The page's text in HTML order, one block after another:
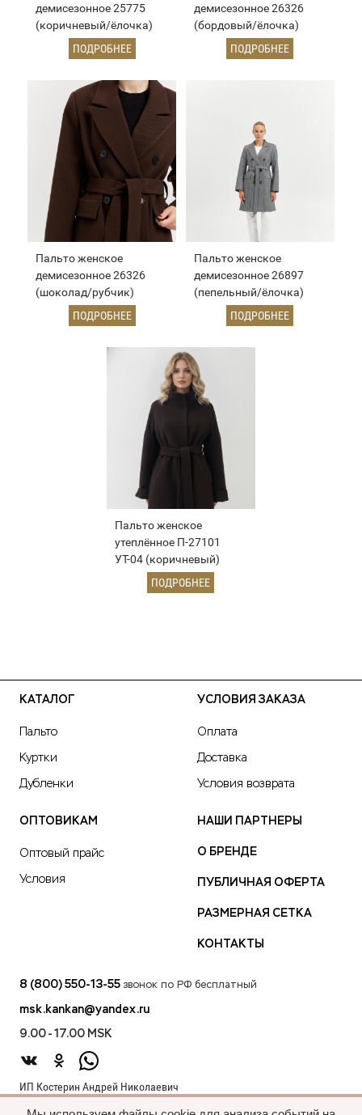
демисезонное 25775
(коричневый/ёлочка)
ПОДРОБНЕЕ
демисезонное 26326
(бордовый/ёлочка)
ПОДРОБНЕЕ
Пальто женское
демисезонное 26326
(шоколад/рубчик)
ПОДРОБНЕЕ
Пальто женское
демисезонное 26897
(пепельный/ёлочка)
ПОДРОБНЕЕ
Пальто женское
утеплённое П-27101
УТ-04 (коричневый)
ПОДРОБНЕЕ
КАТАЛОГ
Пальто
Куртки
Дубленки
УСЛОВИЯ ЗАКАЗА
Оплата
Доставка
Условия возврата
ОПТОВИКАМ
Оптовый прайс
Условия
НАШИ ПАРТНЕРЫ
О БРЕНДЕ
ПУБЛИЧНАЯ ОФЕРТА
РАЗМЕРНАЯ СЕТКА
КОНТАКТЫ
8 (800) 550-13-55 звонок по РФ бесплатный
msk.kankan@yandex.ru
9.00 - 17.00 MSK
ИП Костерин Андрей Николаевич